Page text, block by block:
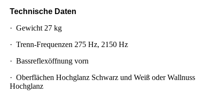
Technische Daten
· Gewicht 27 kg
· Trenn-Frequenzen 275 Hz, 2150 Hz
· Bassreflexöffnung vorn
· Oberflächen Hochglanz Schwarz und Weiß oder Wallnuss
Hochglanz